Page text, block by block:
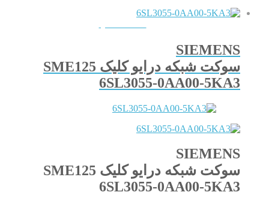
SIEMENS
سوکت شبکه درایو کلیک SME125
6SL3055-0AA00-5KA3
SIEMENS
سوکت شبکه درایو کلیک SME125
6SL3055-0AA00-5KA3